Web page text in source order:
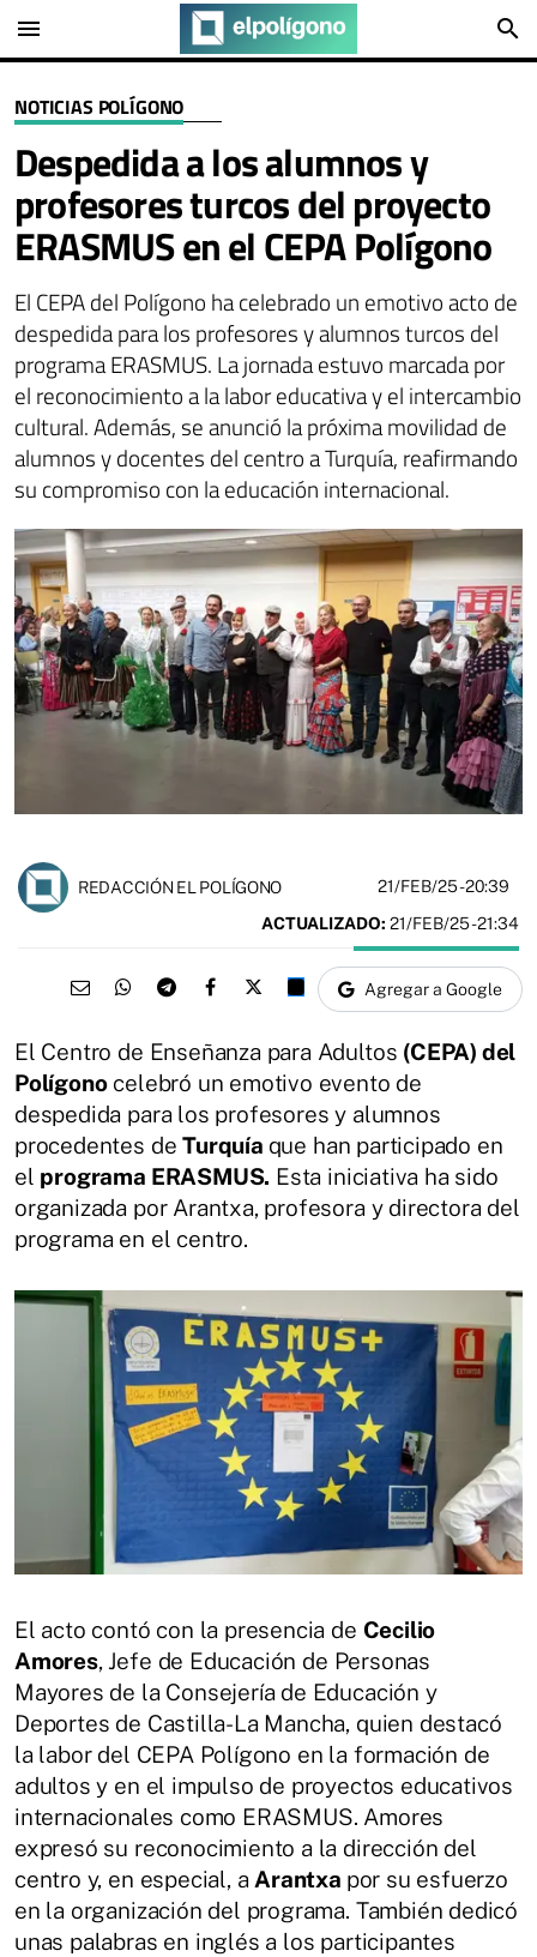
menu search
NOTICIAS POLÍGONO
Despedida a los alumnos y
profesores turcos del proyecto
ERASMUS en el CEPA Polígono
El CEPA del Polígono ha celebrado un emotivo acto de
despedida para los profesores y alumnos turcos del
programa ERASMUS. La jornada estuvo marcada por
el reconocimiento a la labor educativa y el intercambio
cultural. Además, se anunció la próxima movilidad de
alumnos y docentes del centro a Turquía, reafirmando
su compromiso con la educación internacional.
REDACCIÓN EL POLÍGONO 21/FEB/25- 20:39
ACTUALIZADO: 21/FEB/25 - 21:34
Agregar a Google
El Centro de Enseñanza para Adultos (CEPA) del
Polígonocelebró un emotivo evento de
despedida para los profesores y alumnos
procedentes deTurquía que han participado en
el programa ERASMUS. Esta iniciativa ha sido
organizada por Arantxa, profesora y directora del
programa en el centro.
El acto contó con la presencia de Cecilio
Amores, Jefe de Educación de Personas
Mayores de la Consejería de Educación y
Deportes de Castilla-La Mancha, quien destacó
la labor del CEPA Polígono en la formación de
adultos y en el impulso de proyectos educativos
internacionales como ERASMUS. Amores
expresó su reconocimiento a la dirección del
centro y, en especial, a Arantxa por su esfuerzo
en la organización del programa. También dedicó
unas palabras en inglés a los participantes